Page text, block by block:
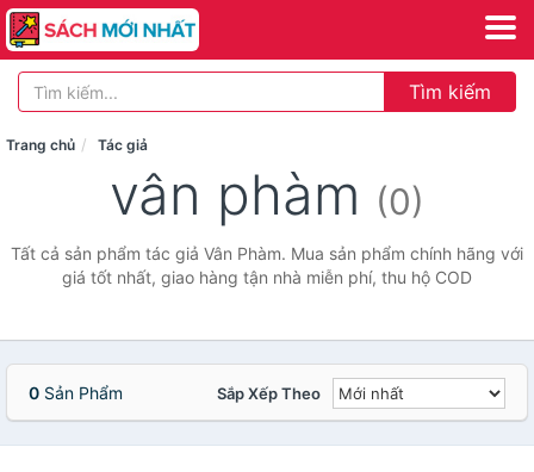
Tìm kiếm
Trang chủ Tác giả
vân phàm (0)
Tất cả sản phẩm tác giả Vân Phàm. Mua sản phẩm chính hãng với
giá tốt nhất, giao hàng tận nhà miễn phí, thu hộ COD
0 Sản Phẩm Sắp Xếp Theo